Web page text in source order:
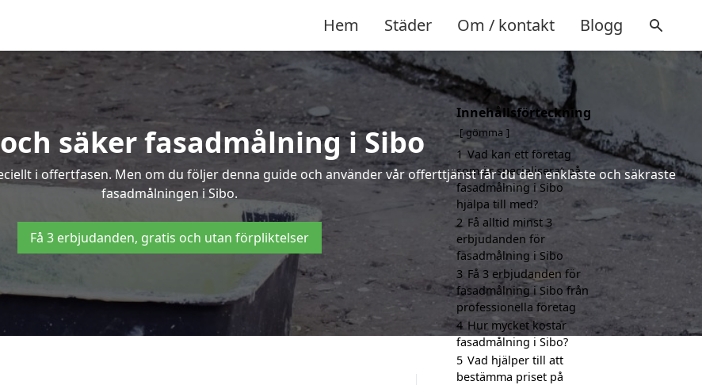
Hem Städer Om / kontakt Blogg
säker fasadmålning i Sibo
i offertfasen. Men om du följer denna guide och använder vår offerttjänst får du den enklaste och säkraste
fasadmålningen i Sibo.
Få 3 erbjudanden, gratis och utan förpliktelser
Innehållsförteckning
gömma
1 Vad kan ett företag
som är specialiserat på
fasadmålning i Sibo
hjälpa till med?
2 Få alltid minst 3
erbjudanden för
fasadmålning i Sibo
3 Få 3 erbjudanden för
fasadmålning i Sibo från
professionella företag
4 Hur mycket kostar
fasadmålning i Sibo?
5 Vad hjälper till att
bestämma priset på